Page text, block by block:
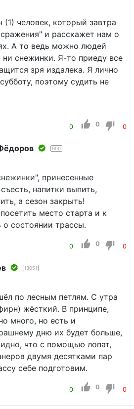
(1) человек, который завтра
и расскажет нам о
А то ведь можно людей
ни снежинки. Я-то приеду все
зря издалека. Я лично
поэтому судить не
0 0 0
900
принесенные
напитки выпить,
а сезон закрыть!
место старта и к
состоянии трассы.
0 0 0
13051
по лесным петлям. С утра
жёсткий. В принципе,
много, но есть и
дню их будет больше,
что с помощью лопат,
двумя десятками пар
себе подготовим.
0 0 0